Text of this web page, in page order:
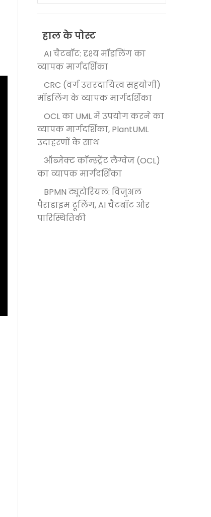
हाल के पोस्ट
AI चैटबॉट: दृश्य मॉडलिंग का
व्यापक मार्गदर्शिका
CRC (वर्ग उत्तरदायित्व सहयोगी)
मॉडलिंग के व्यापक मार्गदर्शिका
OCL का UML में उपयोग करने का
व्यापक मार्गदर्शिका, PlantUML
उदाहरणों के साथ
ऑब्जेक्ट कॉन्स्ट्रेंट लैंग्वेज (OCL)
का व्यापक मार्गदर्शिका
BPMN ट्यूटोरियल: विजुअल
पैराडाइम टूलिंग, AI चैटबॉट और
पारिस्थितिकी